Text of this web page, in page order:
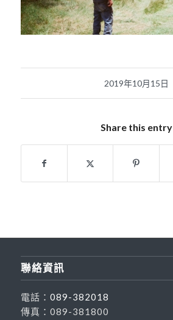
2019年10月15日
Share this entry
聯絡資訊
電話： 089-382018
傳真：089-381800